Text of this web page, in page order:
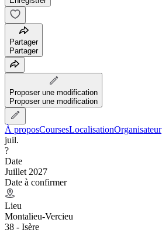
Partager
Partager
Proposer une modification
Proposer une modification
À proposCoursesLocalisationOrganisateur
juil.
?
Date
Juillet 2027
Date à confirmer
Lieu
Montalieu-Vercieu
38 - Isère